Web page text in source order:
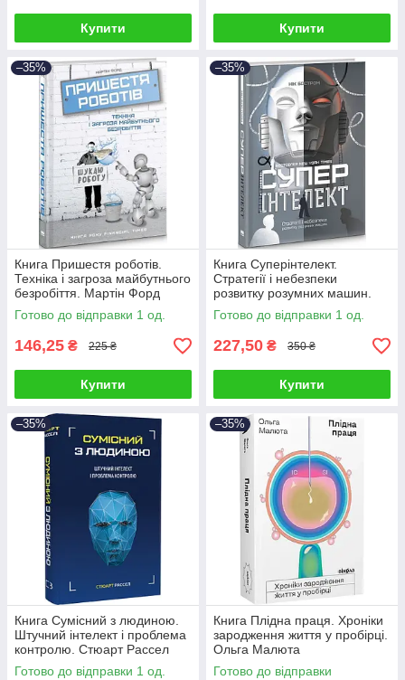
Купити Купити
–35%
Книга Пришестя роботів.
Техніка і загроза майбутнього
безробіття. Мартін Форд
Готово до відправки 1 од.
146,25 ₴ 225 ₴
Купити
–35%
Книга Суперінтелект.
Стратегії і небезпеки
розвитку розумних машин.
Нік Бостром
Готово до відправки 1 од.
227,50 ₴ 350 ₴
Купити
–35%
Книга Сумісний з людиною.
Штучний інтелект і проблема
контролю. Стюарт Рассел
Готово до відправки 1 од.
–35%
Книга Плідна праця. Хроніки
зародження життя у пробірці.
Ольга Малюта
Готово до відправки